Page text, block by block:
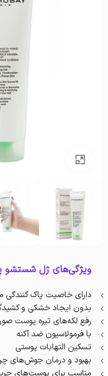
بزرگنمایی تصویر
ویژگی‌های ژل شستشو
دارای خاصیت پاک کنندگی
بدون ایجاد خشکی و
رفع لکه‌های تیره پوست
با فرمولاسیون ضد آکنه
تسکین التهابات پوستی
بهبود و درمان جوش‌های
مناسب برای پوست‌های